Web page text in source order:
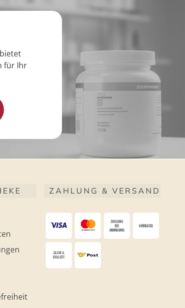
für Ihr
ZAHLUNG & VERSAND